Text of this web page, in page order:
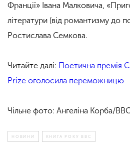
Франції» Івана Малковича,
літератури (від романтизму до
Ростислава Семкова.
Читайте далі: Поетична премія
Prize оголосила переможницю
Чільне фото: Ангеліна Корба/
НОВИНИ КНИГА РОКУ BBC